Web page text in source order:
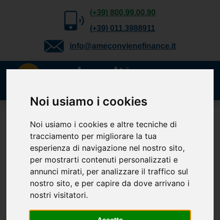
Noi usiamo i cookies
Noi usiamo i cookies e altre tecniche di
tracciamento per migliorare la tua
esperienza di navigazione nel nostro sito,
per mostrarti contenuti personalizzati e
annunci mirati, per analizzare il traffico sul
nostro sito, e per capire da dove arrivano i
nostri visitatori.
(+39) 800.99.00.90
(+39) 011.3988911
info@ameconvienefinance.it
Richiedi gratuitamente
il tuo preventivo
Cessione del Quinto, Delega, Prestito
Personale, TFS e Mutuo. Verifica la
tua
fattibilità.